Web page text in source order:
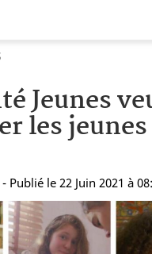
Jeunes
les
- Publié le 22 Juin 2021 à